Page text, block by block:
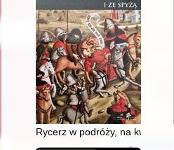
Rycerz w podróży, na